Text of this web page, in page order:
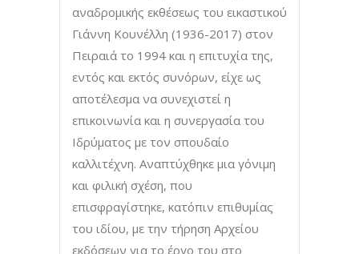
αναδρομικής εκθέσεως του εικαστικού
Γιάννη Κουνέλλη (1936-2017) στον
Πειραιά το 1994 και η επιτυχία της,
εντός και εκτός συνόρων, είχε ως
αποτέλεσμα να συνεχιστεί η
επικοινωνία και η συνεργασία του
Ιδρύματος με τον σπουδαίο
καλλιτέχνη. Αναπτύχθηκε μια γόνιμη
και φιλική σχέση, που
επισφραγίστηκε, κατόπιν επιθυμίας
του ιδίου, με την τήρηση Αρχείου
εκδόσεων για το έργο του στο